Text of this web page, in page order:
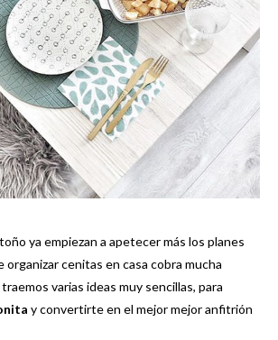
ya empiezan a apetecer más los planes
organizar cenitas en casa cobra mucha
varias ideas muy sencillas, para
y convertirte en el mejor mejor anfitrión